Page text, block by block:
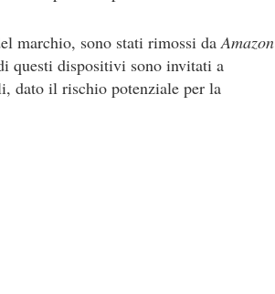
marchio, sono stati rimossi daAmazon
questi dispositivi sono invitati a
dato il rischio potenziale per la